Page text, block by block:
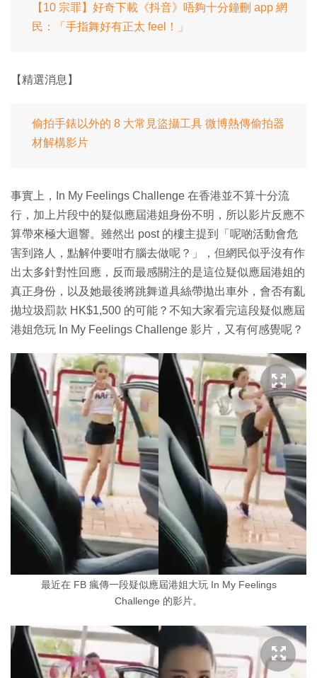
【10 宗罪】好奇下載《抖音》唔夠十分鐘刪 app 網
民：「手指舞好有正太 feel！」
【精選消息】
偷拍手錶以外的 8 大常見盜攝工具 微博熱傳偷拍器
材解構影片
事實上，In My Feelings Challenge 在香港並不算十分流
行，加上片段中的疑似應屆港姐身份不明，所以影片反應不
算帶來極大迴響。雖然出 post 的樓主提到「呢啲活動會危
害到路人，點解仲要咁冇腦去做呢？」，但網民似乎沒有作
出太多針對性回應，反而最感關注的是這位疑似應屆港姐的
真正身份，以及她最後將跳舞道具絲帶拋出車外，會否有亂
拋垃圾罰款 HK$1,500 的可能？不知大家看完這段疑似應屆
港姐危玩 In My Feelings Challenge 影片，又有何感覺呢？
最近在 FB 瘋傳一段疑似應屆港姐大玩 In My Feelings
Challenge 的影片。